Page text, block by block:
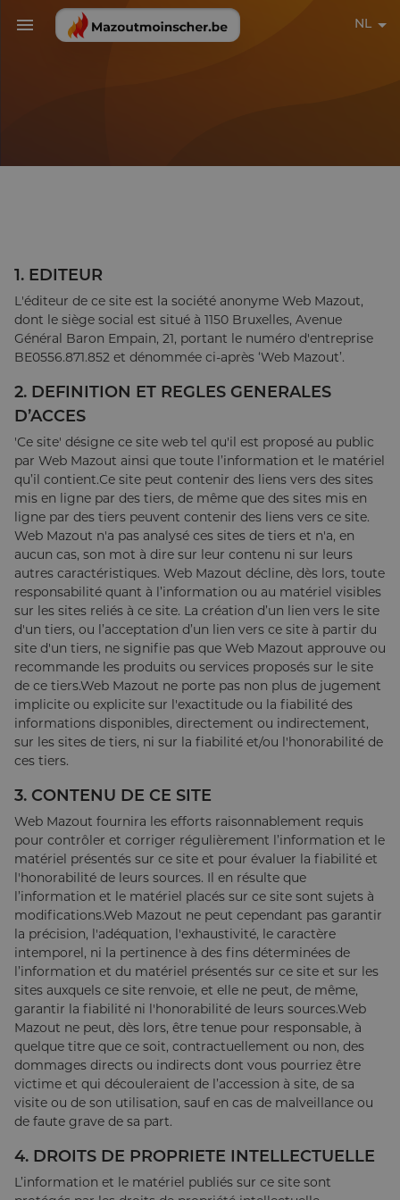
NL
1. EDITEUR
L'éditeur de ce site est la société anonyme Web Mazout,
dont le siège social est situé à 1150 Bruxelles, Avenue
Général Baron Empain, 21, portant le numéro d'entreprise
BE0556.871.852 et dénommée ci-après ‘Web Mazout’.
2. DEFINITION ET REGLES GENERALES
D’ACCES
'Ce site' désigne ce site web tel qu'il est proposé au public
par Web Mazout ainsi que toute l’information et le matériel
qu’il contient.Ce site peut contenir des liens vers des sites
mis en ligne par des tiers, de même que des sites mis en
ligne par des tiers peuvent contenir des liens vers ce site.
Web Mazout n'a pas analysé ces sites de tiers et n'a, en
aucun cas, son mot à dire sur leur contenu ni sur leurs
autres caractéristiques. Web Mazout décline, dès lors, toute
responsabilité quant à l’information ou au matériel visibles
sur les sites reliés à ce site. La création d’un lien vers le site
d'un tiers, ou l’acceptation d’un lien vers ce site à partir du
site d'un tiers, ne signifie pas que Web Mazout approuve ou
recommande les produits ou services proposés sur le site
de ce tiers.Web Mazout ne porte pas non plus de jugement
implicite ou explicite sur l'exactitude ou la fiabilité des
informations disponibles, directement ou indirectement,
sur les sites de tiers, ni sur la fiabilité et/ou l'honorabilité de
ces tiers.
3. CONTENU DE CE SITE
Web Mazout fournira les efforts raisonnablement requis
pour contrôler et corriger régulièrement l’information et le
matériel présentés sur ce site et pour évaluer la fiabilité et
l'honorabilité de leurs sources. Il en résulte que
l’information et le matériel placés sur ce site sont sujets à
modifications.Web Mazout ne peut cependant pas garantir
la précision, l'adéquation, l'exhaustivité, le caractère
intemporel, ni la pertinence à des fins déterminées de
l’information et du matériel présentés sur ce site et sur les
sites auxquels ce site renvoie, et elle ne peut, de même,
garantir la fiabilité ni l'honorabilité de leurs sources.Web
Mazout ne peut, dès lors, être tenue pour responsable, à
quelque titre que ce soit, contractuellement ou non, des
dommages directs ou indirects dont vous pourriez être
victime et qui découleraient de l’accession à site, de sa
visite ou de son utilisation, sauf en cas de malveillance ou
de faute grave de sa part.
4. DROITS DE PROPRIETE INTELLECTUELLE
L’information et le matériel publiés sur ce site sont